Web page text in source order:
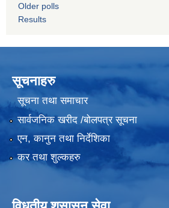
Older polls
Results
सूचनाहरु
सूचना तथा समाचार
सार्वजनिक खरीद /बोलपत्र सूचना
एन, कानुन तथा निर्देशिका
कर तथा शुल्कहरु